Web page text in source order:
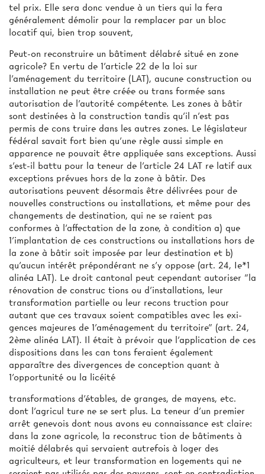
tel prix. Elle sera donc vendue à un tiers qui la fera
généralement démolir pour la remplacer par un bloc
locatif qui, bien trop souvent,
Peut-on reconstruire un bâtiment délabré situé en zone
agricole? En vertu de 1'article 22 de la loi sur
l'aménagement du territoire (LAT), aucune construction ou
installation ne peut être créée ou trans­ formée sans
autorisation de l'autorité compétente. Les zones à bâtir
sont destinées à la construction tandis qu'il n'est pas
permis de cons­ truire dans les autres zones. Le législateur
fédéral savait fort bien qu'une règle aussi simple en
apparence ne pouvait être appliquée sans exceptions. Aussi
s'est-il battu pour la teneur de l'article 24 LAT re­ latif aux
exceptions prévues hors de la zone à bâtir. Des
autorisations peuvent désormais être délivrées pour de
nouvelles constructions ou installations, et même pour des
changements de destination, qui ne se­ raient pas
conformes à l'affectation de la zone, à condition a) que
1'implantation de ces constructions ou installations hors de
la zone à bâtir soit imposée par leur destination et b)
qu'aucun intérêt prépondérant ne s'y oppose (art. 24, Ie*1
alinéa LAT). Le droit cantonal peut cependant autoriser "la
rénovation de construc­ tions ou d'installations, leur
transformation partielle ou leur recons­ truction pour
autant que ces travaux soient compatibles avec les exi­
gences majeures de 1'aménagement du territoire" (art. 24,
2ème alinéa LAT). Il était à prévoir que l'application de ces
dispositions dans les can­ tons feraient également
apparaître des divergences de conception quant à
1'opportunité ou la licéité
transformations d'étables, de granges, de mayens, etc.
dont l'agricul­ ture ne se sert plus. La teneur d'un premier
arrêt genevois dont nous avons eu connaissance est claire:
dans la zone agricole, la reconstruc­ tion de bâtiments à
moitié délabrés qui servaient autrefois à loger des
agriculteurs, et leur transformation en logements qui ne